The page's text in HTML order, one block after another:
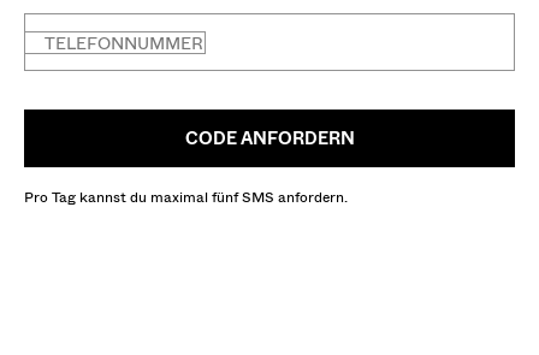
TELEFONNUMMER
CODE ANFORDERN
Pro Tag kannst du maximal fünf SMS anfordern.